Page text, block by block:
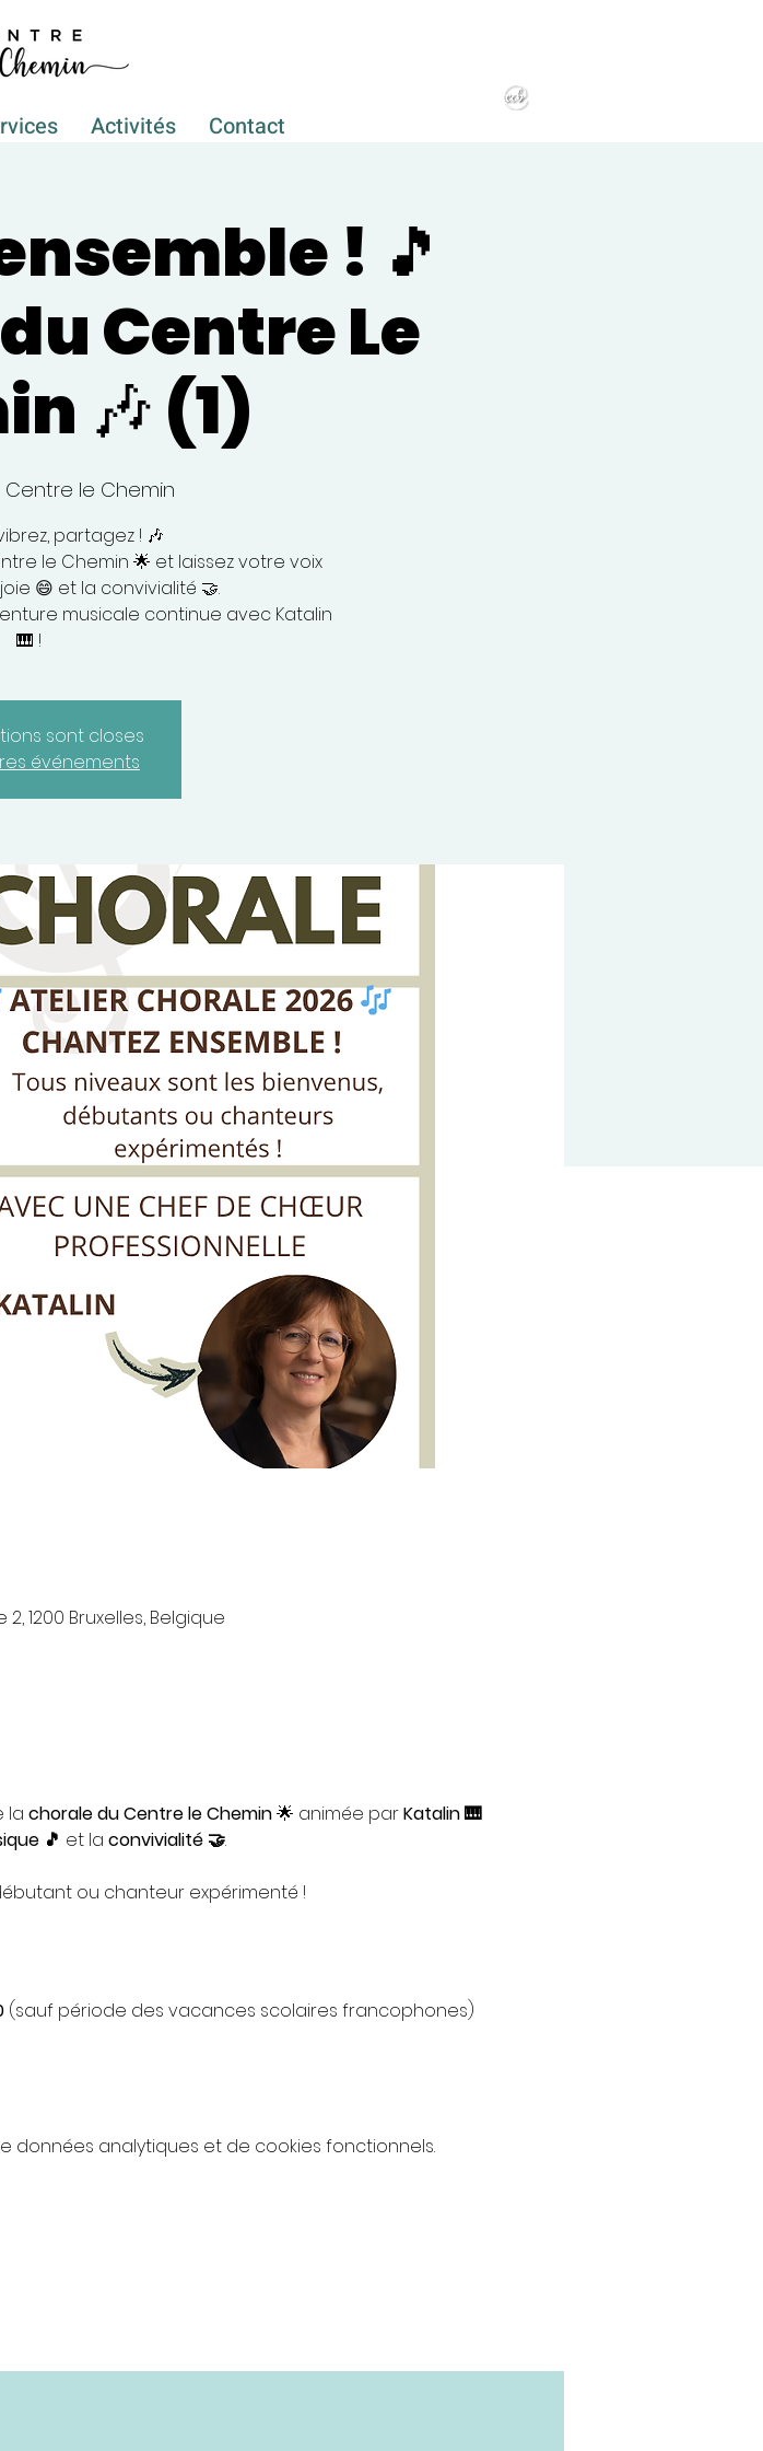
Activités Contact
! 🎵
Centre Le
🎶 (1)
Centre le Chemin
partagez ! 🎶
le Chemin 🌟 et laissez votre voix
😄 et la convivialité 🤝.
musicale continue avec Katalin
🎹 !
sont closes
événements
1200 Bruxelles, Belgique
la chorale du Centre le Chemin 🌟 animée par Katalin 🎹
🎵 et la convivialité 🤝.
ou chanteur expérimenté !
(sauf période des vacances scolaires francophones)
données analytiques et de cookies fonctionnels.